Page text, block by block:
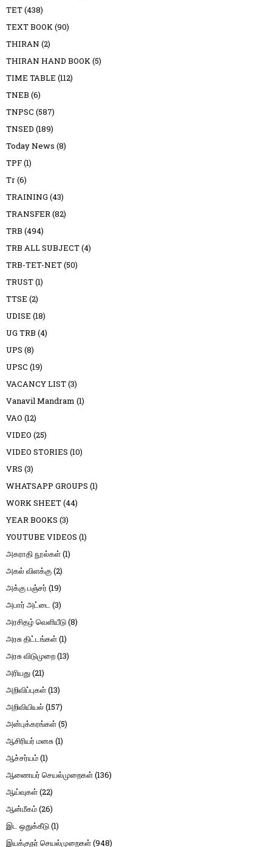
TET(438)
TEXT BOOK(90)
THIRAN (2)
THIRAN HAND BOOK(5)
TIME TABLE (112)
TNEB (6)
TNPSC (587)
TNSED (189)
Today News (8)
TPF(1)
Tr(6)
TRAINING (43)
TRANSFER(82)
TRB (494)
TRB ALL SUBJECT(4)
TRB-TET-NET(50)
TRUST(1)
TTSE (2)
UDISE (18)
UG TRB (4)
UPS (8)
UPSC (19)
VACANCY LIST(3)
Vanavil Mandram (1)
VAO (12)
VIDEO (25)
VIDEO STORIES (10)
VRS (3)
WHATSAPP GROUPS (1)
WORK SHEET(44)
YEAR BOOKS (3)
YOUTUBE VIDEOS (1)
அகராதி நூல்கள்(1)
அகல் விளக்கு(2)
அக்கு பஞ்சர் (19)
அபார் அட்டை (3)
அரசிதழ் வெளியீடு(8)
அரசு திட்டங்கள்(1)
அரசு விடுமுறை(13)
அரியது(21)
அறிவிப்புகள்(13)
அறிவியியல் (157)
அன்புக்கரங்கள்(5)
ஆசிரியர் மனசு(1)
ஆச்சர்யம்(1)
ஆணையர் செயல்முறைகள்(136)
ஆய்வுகள்(22)
ஆன்மீகம்(26)
இட ஒதுக்கீடு(1)
இயக்குநர் செயல்முறைகள்(948)